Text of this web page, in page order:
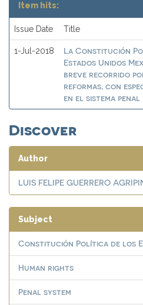
Item hits:
Issue Date Title
1-Jul-2018
La Constitución
Estados Unidos
breve recorrido
reformas, con
en el sistema penal
Discover
Author
LUIS FELIPE GUERRERO
Subject
Constitución Política de los
Human rights
Penal system